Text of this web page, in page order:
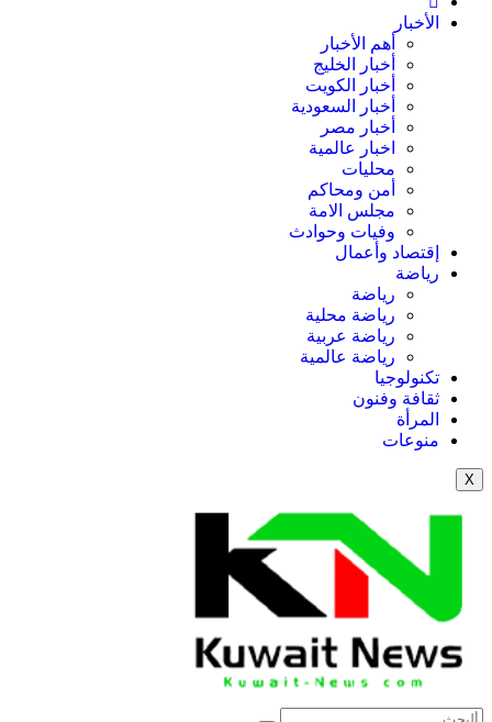
الأخبار
أهم الأخبار
أخبار الخليج
أخبار الكويت
أخبار السعودية
أخبار مصر
اخبار عالمية
محليات
أمن ومحاكم
مجلس الامة
وفيات وحوادث
إقتصاد وأعمال
رياضة
رياضة
رياضة محلية
رياضة عربية
رياضة عالمية
تكنولوجيا
ثقافة وفنون
المرأة
منوعات
X
NE
News Elementor